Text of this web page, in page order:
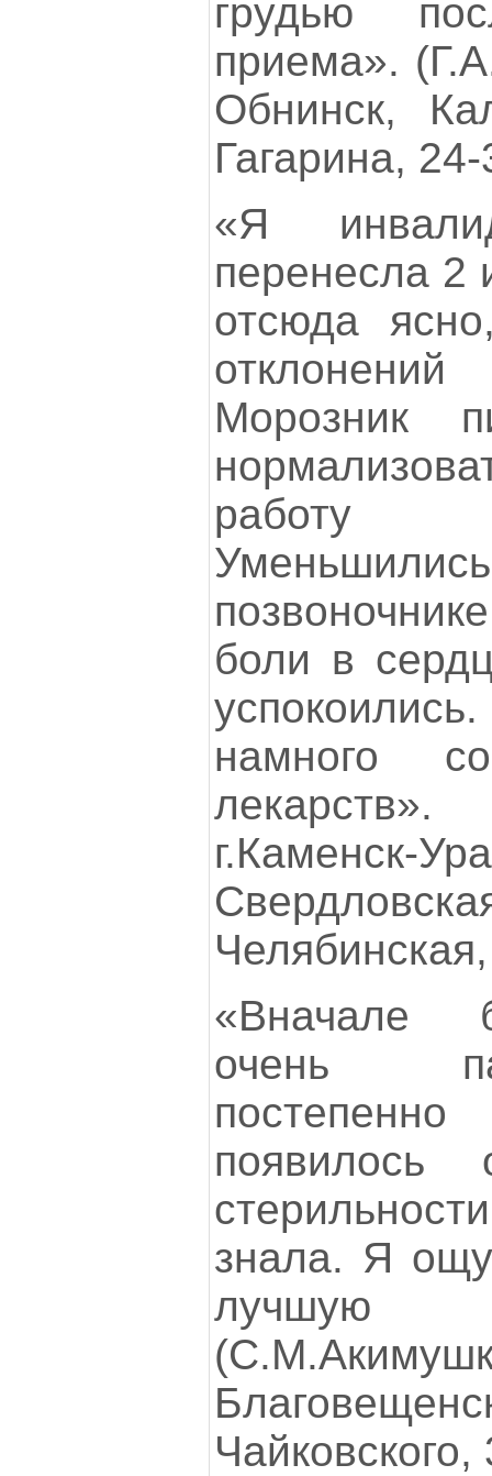
грудью
приема».
Обнинск,
Гагарина,
«Я
перенесла 2
отсюда
Морозник
работу
боли в
намного
г.Каменск-
«Вначале
очень
появилось
знала. Я
лучшую
Чайковского,